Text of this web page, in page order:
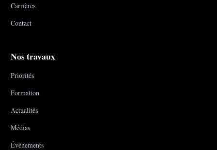
Carrières
Contact
Nos travaux
Priorités
Formation
Actualités
Médias
Événements